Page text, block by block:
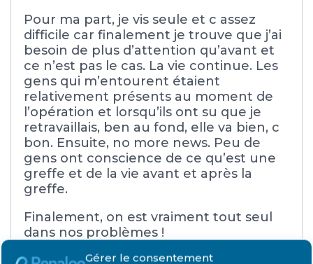
Gérer le consentement
Pour ma part, je vis seule et c assez
difficile car finalement je trouve que j’ai
besoin de plus d’attention qu’avant et
ce n’est pas le cas. La vie continue. Les
gens qui m’entourent étaient
relativement présents au moment de
l’opération et lorsqu’ils ont su que je
retravaillais, ben au fond, elle va bien, c
bon. Ensuite, no more news. Peu de
gens ont conscience de ce qu’est une
greffe et de la vie avant et après la
greffe.
Finalement, on est vraiment tout seul
dans nos problèmes !